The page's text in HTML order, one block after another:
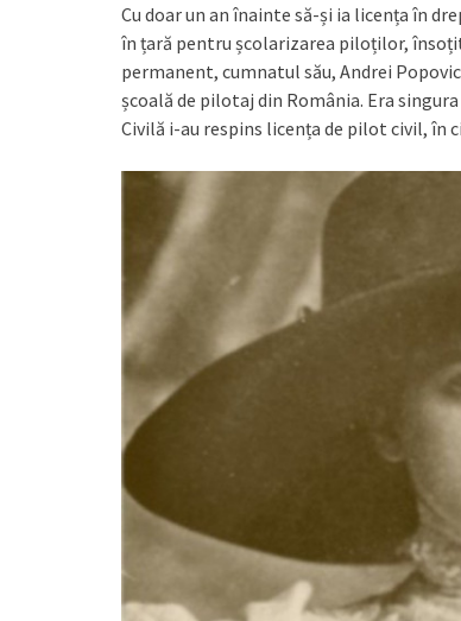
Cu doar un an înainte să-și ia licența în
în țară pentru școlarizarea piloților,
permanent, cumnatul său, Andrei
școală de pilotaj din România. Era
Civilă i-au respins licența de pilot civil, în